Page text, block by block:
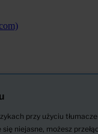
przy użyciu
niejasne, możesz